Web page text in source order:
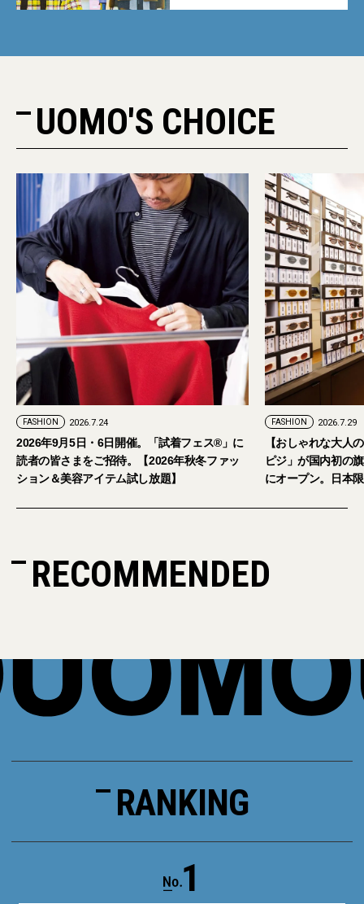
UOMO'S CHOICE
試着フェス®︎」に
年秋冬ファッ
題】
【おしゃれな大人のアイウェア】パリ発「イジ
ピジ」が国内初の旗艦店をキャットストリート
にオープン。日本限定サングラスも登場
RECOMMENDED
RANKING
1